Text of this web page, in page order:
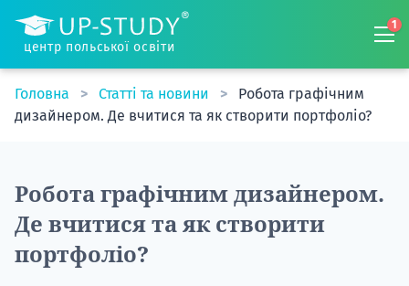
центр польської освіти
1
Головна Статті та новини
Робота графічним
дизайнером. Де вчитися та як створити портфоліо?
Робота графічним дизайнером.
Де вчитися та як створити
портфоліо?